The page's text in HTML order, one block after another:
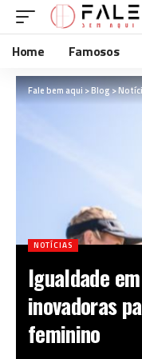
Home Famosos
Fale bem aqui>Blog>
NOTÍCIAS
Igualdade
inovadoras
feminino